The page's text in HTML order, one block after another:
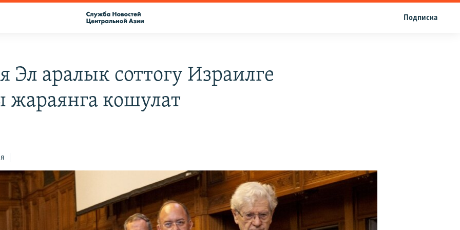
Подписка
Эл аралык соттогу Израилге
кошулат